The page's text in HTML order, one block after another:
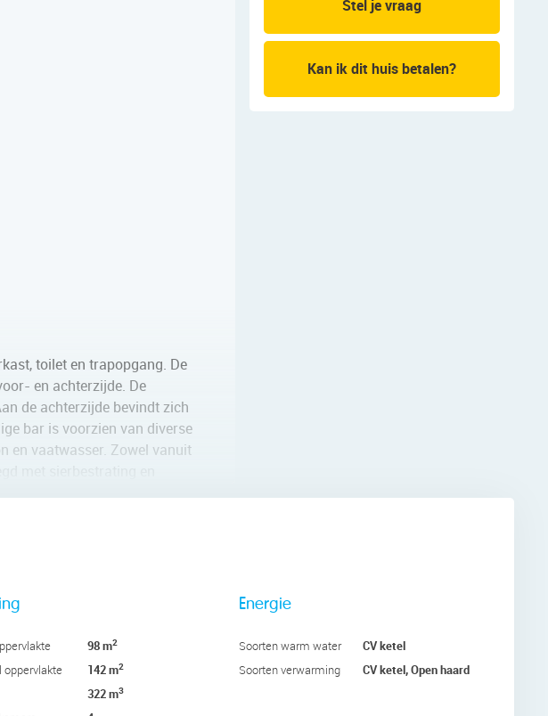
toilet en trapopgang. De
en achterzijde. De
de achterzijde bevindt zich
bar is voorzien van diverse
en vaatwasser. Zowel vanuit
met sierbestrating en
designradiator en toilet.
aan zowel de voor- als
Stel je vraag
Kan ik dit huis betalen?
98 m2
oppervlakte 142 m2
322 m3
Energie
Soorten warm water CV ketel
Soorten verwarming CV ketel, Open haard